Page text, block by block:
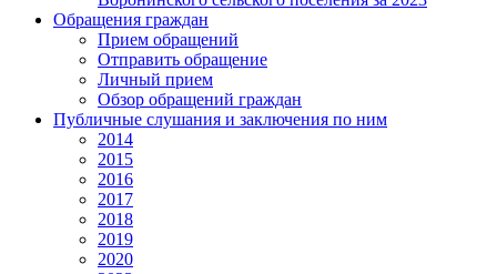
Обращения граждан
Прием обращений
Отправить обращение
Личный прием
Обзор обращений граждан
Публичные слушания и заключения по ним
2014
2015
2016
2017
2018
2019
2020